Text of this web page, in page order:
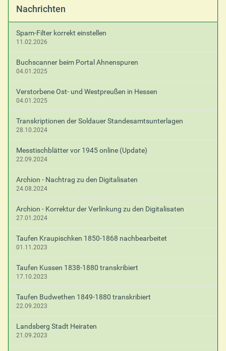
Nachrichten
Spam-Filter korrekt einstellen
11.02.2026
Buchscanner beim Portal Ahnenspuren
04.01.2025
Verstorbene Ost- und Westpreußen in Hessen
04.01.2025
Transkriptionen der Soldauer Standesamtsunterlagen
28.10.2024
Messtischblätter vor 1945 online (Update)
22.09.2024
Archion - Nachtrag zu den Digitalisaten
24.08.2024
Archion - Korrektur der Verlinkung zu den Digitalisaten
27.01.2024
Taufen Kraupischken 1850-1868 nachbearbeitet
01.11.2023
Taufen Kussen 1838-1880 transkribiert
17.10.2023
Taufen Budwethen 1849-1880 transkribiert
22.09.2023
Landsberg Stadt Heiraten
21.09.2023